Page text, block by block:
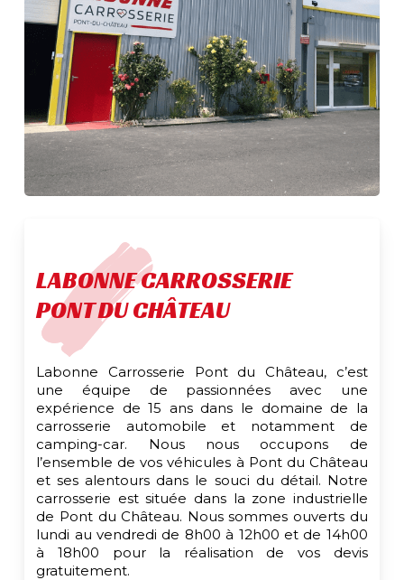
LABONNE CARROSSERIE
PONT DU CHÂTEAU
Labonne Carrosserie Pont du Château, c’est
une équipe de passionnées avec une
expérience de 15 ans dans le domaine de la
carrosserie automobile et notamment de
camping-car. Nous nous occupons de
l’ensemble de vos véhicules à Pont du Château
et ses alentours dans le souci du détail. Notre
carrosserie est située dans la zone industrielle
de Pont du Château. Nous sommes ouverts du
lundi au vendredi de 8h00 à 12h00 et de 14h00
à 18h00 pour la réalisation de vos devis
gratuitement.